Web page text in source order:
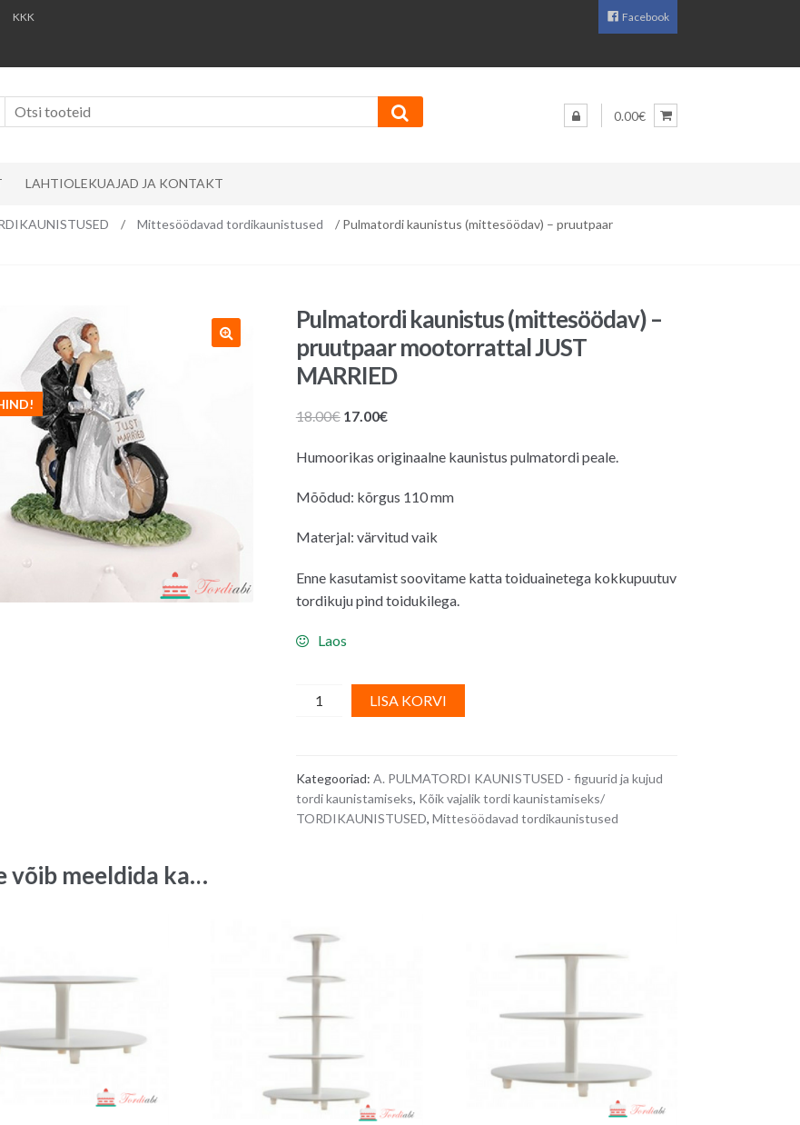
KKK Facebook
0.00€
LAHTIOLEKUAJAD JA KONTAKT
/ Mittesöödavad tordikaunistused
/ Pulmatordi kaunistus (mittesöödav) – pruutpaar
Pulmatordi kaunistus (mittesöödav) –
pruutpaar mootorrattal JUST
MARRIED
18.00€ Algne
oli:
17.00€Praegune
on:
Humoorikas originaalne kaunistus pulmatordi peale.
Mõõdud: kõrgus 110 mm
Materjal: värvitud vaik
Enne kasutamist soovitame katta toiduainetega kokkupuutuv
tordikuju pind toidukilega.
Laos
Pulmatordi
kaunistus
pruutpaar
mootorrattal
LISA KORVI
l
r
n
Kategooriad: A. PULMATORDI KAUNISTUSED - figuurid ja kujud
tordi kaunistamiseks, Kõik vajalik tordi kaunistamiseks/
TORDIKAUNISTUSED, Mittesöödavad tordikaunistused
võib meeldida ka…